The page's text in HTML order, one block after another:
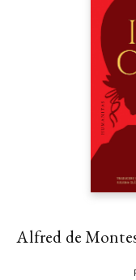
Alfred de